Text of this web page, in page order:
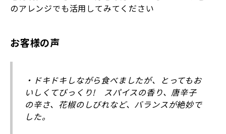
のアレンジでも活用してみてください
お客様の声
・ドキドキしながら食べましたが、とってもお
いしくてびっくり! スパイスの香り、唐辛子
の辛さ、花椒のしびれなど、バランスが絶妙で
した。